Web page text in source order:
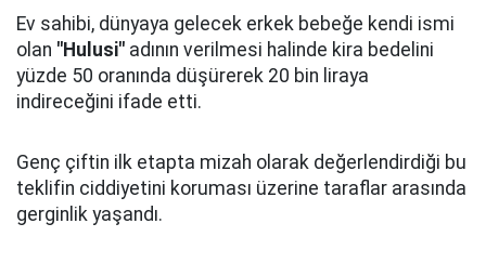
Ev sahibi, dünyaya gelecek erkek bebeğe kendi ismi
olan "Hulusi" adının verilmesi halinde kira bedelini
yüzde 50 oranında düşürerek 20 bin liraya
indireceğini ifade etti.
Genç çiftin ilk etapta mizah olarak değerlendirdiği bu
teklifin ciddiyetini koruması üzerine taraflar arasında
gerginlik yaşandı.